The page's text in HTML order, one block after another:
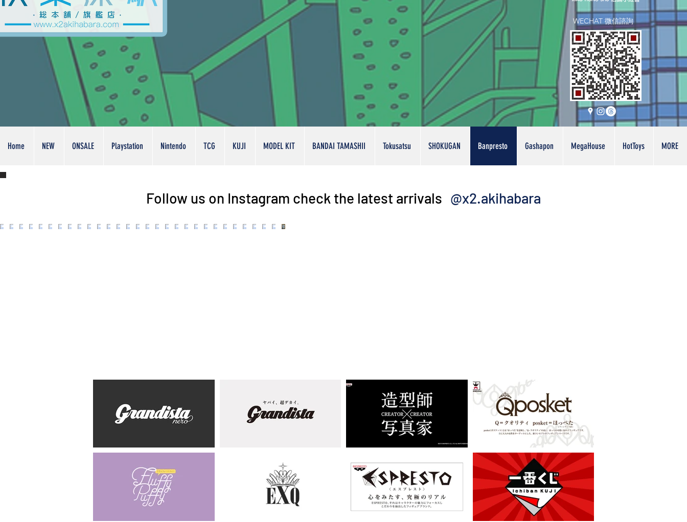
WECHAT 微信諮詢
Home NEW ONSALE Playstation Nintendo TCG KUJI MODEL KIT BANDAI TAMASHII Tokusatsu SHOKUGAN Banpresto Gashapon MegaHouse HotToys MORE
Follow us on Instagram check the latest arrivals @x2.akihabara